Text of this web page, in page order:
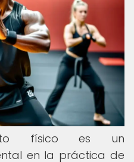
físico es un
en la práctica de